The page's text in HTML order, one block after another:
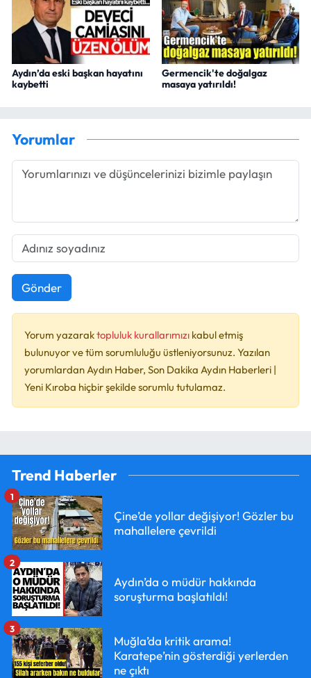
Aydın’da eski başkan hayatını
kaybetti
Germencik'te doğalgaz
masaya yatırıldı!
Yorumlar
Gönder
Yorum yazaraktopluluk kurallarımızı kabul etmiş
bulunuyor ve tüm sorumluluğu üstleniyorsunuz. Yazılan
yorumlardan Aydın Haber, Son Dakika Aydın Haberleri |
Yeni Kıroba hiçbir şekilde sorumlu tutulamaz.
Trend Haberler
Çine’de yollar değişiyor! Gözler bu
mahallelere çevrildi
1
Aydın’da o müdür hakkında
soruşturma başlatıldı!
2
Muğla’da kritik arama!
Karatepe’nin gösterdiği yerlerden
ne çıktı
3